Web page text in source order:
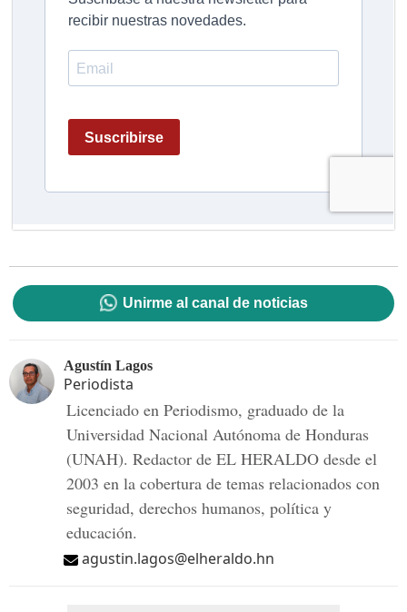
Unirme al canal de noticias
Agustín Lagos
Periodista
Licenciado en Periodismo, graduado de la
Universidad Nacional Autónoma de Honduras
(UNAH). Redactor de EL HERALDO desde el
2003 en la cobertura de temas relacionados con
seguridad, derechos humanos, política y
educación.
agustin.lagos@elheraldo.hn